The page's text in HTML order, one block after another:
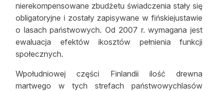
nierekompensowane zbudżetu świadczenia stały się
obligatoryjne i zostały zapisywane w fińskiejustawie
o lasach państwowych. Od 2007 r. wymagana jest
ewaluacja efektów ikosztów pełnienia funkcji
społecznych.
Wpołudniowej części Finlandii ilość drewna
martwego w tych strefach państwowychlasów